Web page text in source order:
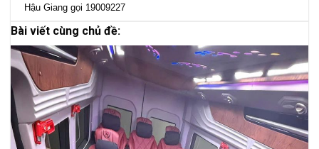
Hậu Giang gọi 19009227
Bài viết cùng chủ đề: